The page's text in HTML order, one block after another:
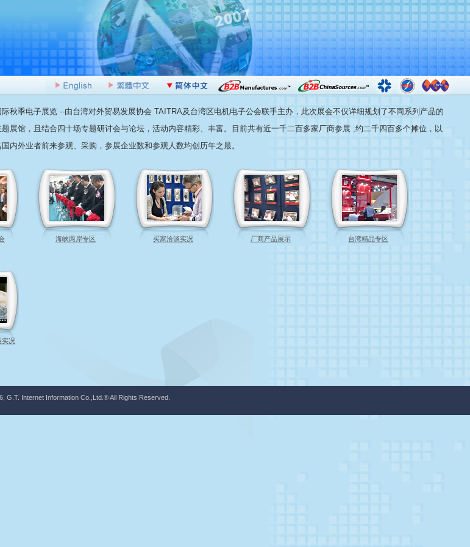
秋季电子展览 --由台湾对外贸易发展协会 TAITRA及台湾区电机电子公会联手主办，此次展会不仅详细规划了不同系列产品的
展馆，且结合四十场专题研讨会与论坛，活动内容精彩、丰富。目前共有近一千二百多家厂商参展 ,约二千四百多个摊位，以
内外业者前来参观、采购，参展企业数和参观人数均创历年之最。
海峡两岸专区 买家洽谈实况 厂商产品展示 台湾精品专区
实况
G.T. Internet Information Co.,Ltd.® All Rights Reserved.